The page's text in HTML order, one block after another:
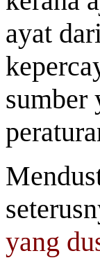
ayat
sumber
yang